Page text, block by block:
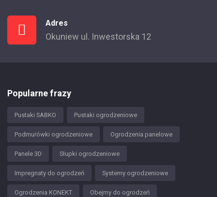
Adres
Okuniew ul. Inwestorska 12
Popularne frazy
Pustaki SABKO Pustaki ogrodzeniowe
Podmurówki ogrodzeniowe Ogrodzenia panelowe
Panele 3D Słupki ogrodzeniowe
Impregnaty do ogrodzeń Systemy ogrodzeniowe
Ogrodzenia KONEKT Obejmy do ogrodzeń